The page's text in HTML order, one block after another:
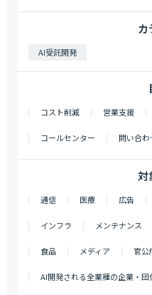
カ
AI受託開発
コスト削減 営業支援
コールセンター 問い合
対
通信 医療 広告
インフラ メンテナンス
食品 メディア 官公
AI開発される全業種の企業・団